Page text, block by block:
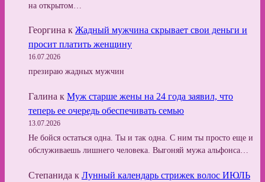
на открытом…
Георгина к Жадный мужчина скрывает свои деньги и
просит платить женщину
16.07.2026
презираю жадных мужчин
Галина к Муж старше жены на 24 года заявил, что
теперь ее очередь обеспечивать семью
13.07.2026
Не бойся остаться одна. Ты и так одна. С ним ты просто еще и
обслуживаешь лишнего человека. Выгоняй мужа альфонса…
Степанида к Лунный календарь стрижек волос ИЮЛЬ